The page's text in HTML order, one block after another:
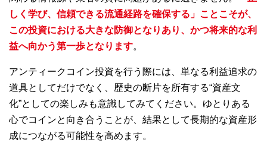
しく学び、信頼できる流通経路を確保する」ことこそが、
この投資における大きな防御となりあり、かつ将来的な利
益へ向かう第一歩となります。
アンティークコイン投資を行う際には、単なる利益追求の
道具としてだけでなく、歴史の断片を所有する“資産文
化”としての楽しみも意識してみてください。ゆとりある
心でコインと向き合うことが、結果として長期的な資産形
成につながる可能性を高めます。